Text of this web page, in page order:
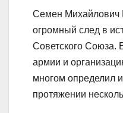
Семен Михайлович
огромный след в
Советского Союза.
армии и
многом определил
протяжении